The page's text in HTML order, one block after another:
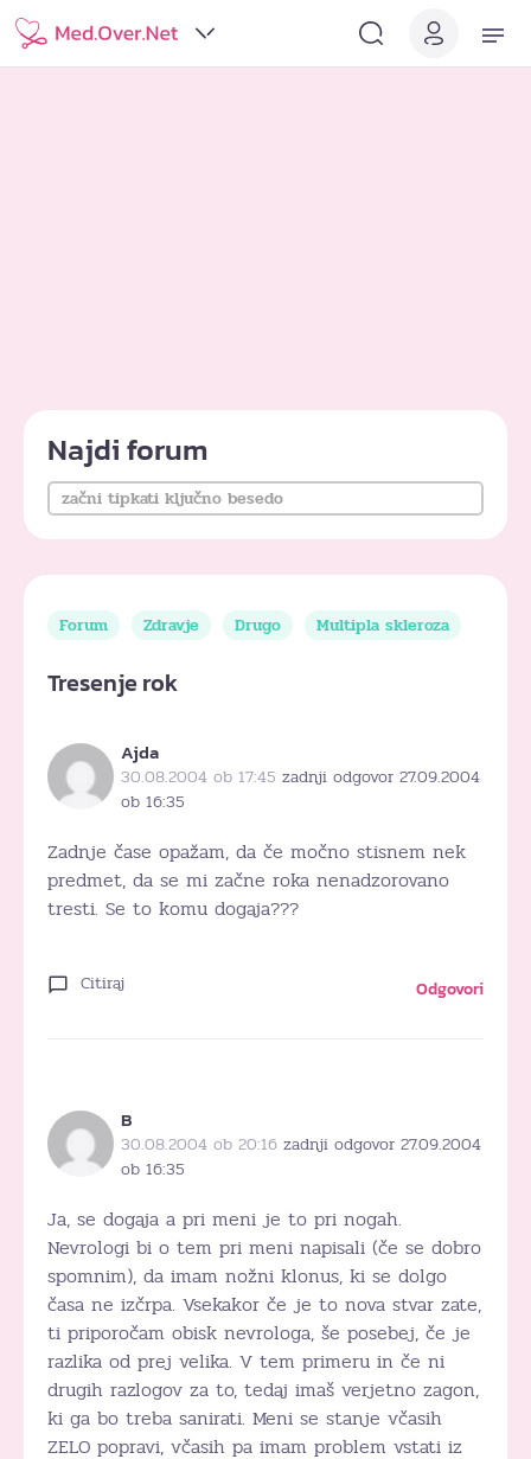
Najdi forum
Forum Zdravje Drugo Multipla skleroza
Tresenje rok
Ajda
30.08.2004 ob 17:45 zadnji odgovor 27.09.2004
ob 16:35
Zadnje čase opažam, da če močno stisnem nek
predmet, da se mi začne roka nenadzorovano
tresti. Se to komu dogaja???
Citiraj Odgovori
B
30.08.2004 ob 20:16 zadnji odgovor 27.09.2004
ob 16:35
Ja, se dogaja a pri meni je to pri nogah.
Nevrologi bi o tem pri meni napisali (če se dobro
spomnim), da imam nožni klonus, ki se dolgo
časa ne izčrpa. Vsekakor če je to nova stvar zate,
ti priporočam obisk nevrologa, še posebej, če je
razlika od prej velika. V tem primeru in če ni
drugih razlogov za to, tedaj imaš verjetno zagon,
ki ga bo treba sanirati. Meni se stanje včasih
ZELO popravi, včasih pa imam problem vstati iz